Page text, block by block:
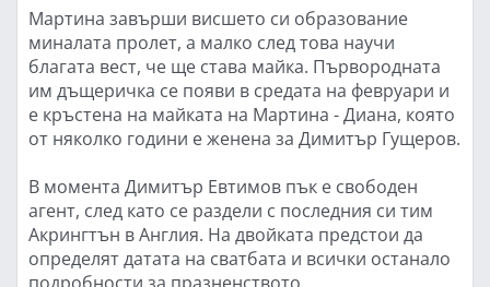
Мартина завърши висшето си образование
миналата пролет, а малко след това научи
благата вест, че ще става майка. Първородната
им дъщеричка се появи в средата на февруари и
е кръстена на майката на Мартина - Диана, която
от няколко години е женена за Димитър Гущеров.
В момента Димитър Евтимов пък е свободен
агент, след като се раздели с последния си тим
Акрингтън в Англия. На двойката предстои да
определят датата на сватбата и всички останало